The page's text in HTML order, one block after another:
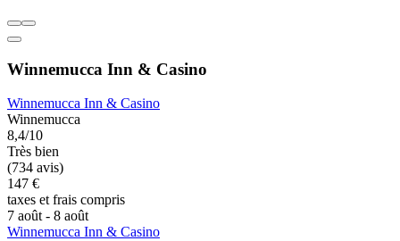
Winnemucca Inn & Casino
Winnemucca Inn & Casino
Winnemucca
8,4/10
Très bien
(734 avis)
147 €
taxes et frais compris
7 août - 8 août
Winnemucca Inn & Casino